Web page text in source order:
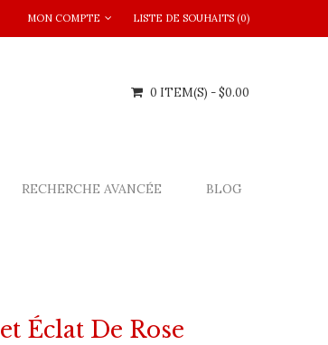
MON COMPTE LISTE DE SOUHAITS (0)
0 ITEM(S) - $0.00
RECHERCHE AVANCÉE BLOG
Éclat De Rose